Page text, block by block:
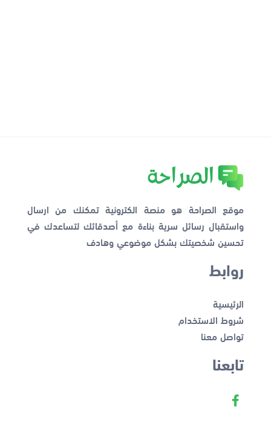
موقع الصراحة هو منصة الكترونية تمكنك من ارسال
واستقبال رسائل سرية بناءة مع أصدقائك لتساعدك في
تحسين شخصيتك بشكل موضوعي وهادف
روابط
الرئيسية
شروط الاستخدام
تواصل معنا
تابعنا